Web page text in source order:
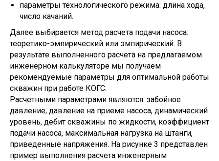
параметры технологического режима: длина хода,
число качаний.
Далее выбирается метод расчета подачи насоса:
теоретико-эмпирический или эмпирический. В
результате выполненного расчета на предлагаемом
инженерном калькуляторе мы получаем
рекомендуемые параметры для оптимальной работы
скважин при работе КОГС.
Расчетными параметрами являются: забойное
давление, давление на приеме насоса, динамический
уровень, дебит скважины по жидкости, коэффициент
подачи насоса, максимальная нагрузка на штанги,
приведенные напряжения. На рисунке 3 представлен
пример выполнения расчета инженерным